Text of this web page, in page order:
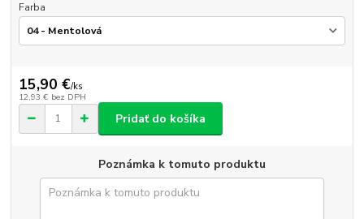
Farba
15,90 €/ks
12,93 € bez DPH
Pridať do košíka
Poznámka k tomuto produktu